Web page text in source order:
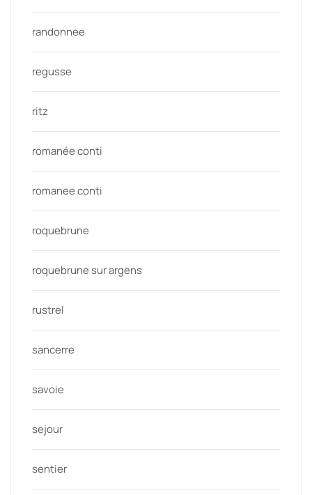
randonnee
regusse
ritz
romanée conti
romanee conti
roquebrune
roquebrune sur argens
rustrel
sancerre
savoie
sejour
sentier